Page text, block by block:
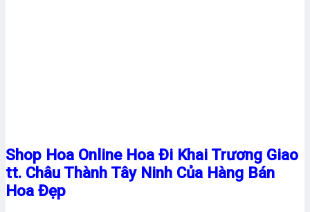
Shop Hoa Online Hoa Đi Khai Trương Giao
tt. Châu Thành Tây Ninh Của Hàng Bán
Hoa Đẹp